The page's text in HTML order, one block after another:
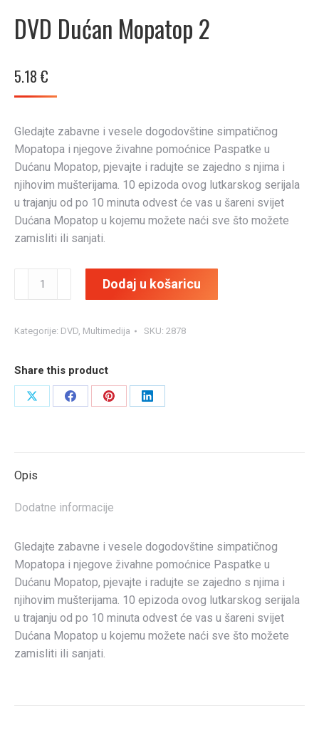
DVD Dućan Mopatop 2
5.18 €
Gledajte zabavne i vesele dogodovštine simpatičnog
Mopatopa i njegove živahne pomoćnice Paspatke u
Dućanu Mopatop, pjevajte i radujte se zajedno s njima i
njihovim mušterijama. 10 epizoda ovog lutkarskog serijala
u trajanju od po 10 minuta odvest će vas u šareni svijet
Dućana Mopatop u kojemu možete naći sve što možete
zamisliti ili sanjati.
2
Dodaj u košaricu
Kategorije: DVD, Multimedija SKU: 2878
Share this product
Share
Share
Share
Share
Opis
Dodatne informacije
Gledajte zabavne i vesele dogodovštine simpatičnog
Mopatopa i njegove živahne pomoćnice Paspatke u
Dućanu Mopatop, pjevajte i radujte se zajedno s njima i
njihovim mušterijama. 10 epizoda ovog lutkarskog serijala
u trajanju od po 10 minuta odvest će vas u šareni svijet
Dućana Mopatop u kojemu možete naći sve što možete
zamisliti ili sanjati.